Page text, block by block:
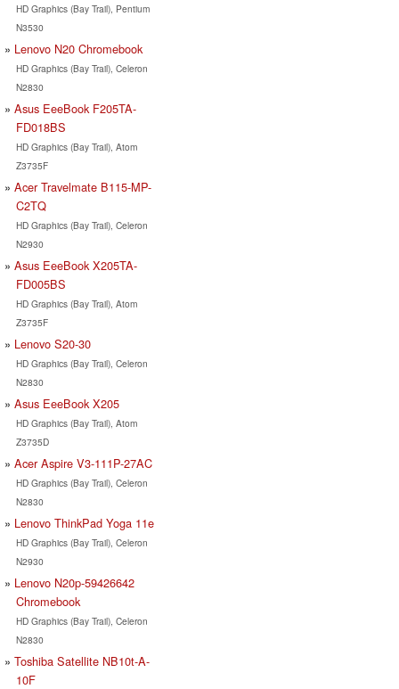
HD Graphics (Bay Trail), Pentium
N3530
Lenovo N20 Chromebook
HD Graphics (Bay Trail), Celeron
N2830
Asus EeeBook F205TA-
FD018BS
HD Graphics (Bay Trail), Atom
Z3735F
Acer Travelmate B115-MP-
C2TQ
HD Graphics (Bay Trail), Celeron
N2930
Asus EeeBook X205TA-
FD005BS
HD Graphics (Bay Trail), Atom
Z3735F
Lenovo S20-30
HD Graphics (Bay Trail), Celeron
N2830
Asus EeeBook X205
HD Graphics (Bay Trail), Atom
Z3735D
Acer Aspire V3-111P-27AC
HD Graphics (Bay Trail), Celeron
N2830
Lenovo ThinkPad Yoga 11e
HD Graphics (Bay Trail), Celeron
N2930
Lenovo N20p-59426642
Chromebook
HD Graphics (Bay Trail), Celeron
N2830
Toshiba Satellite NB10t-A-
10F